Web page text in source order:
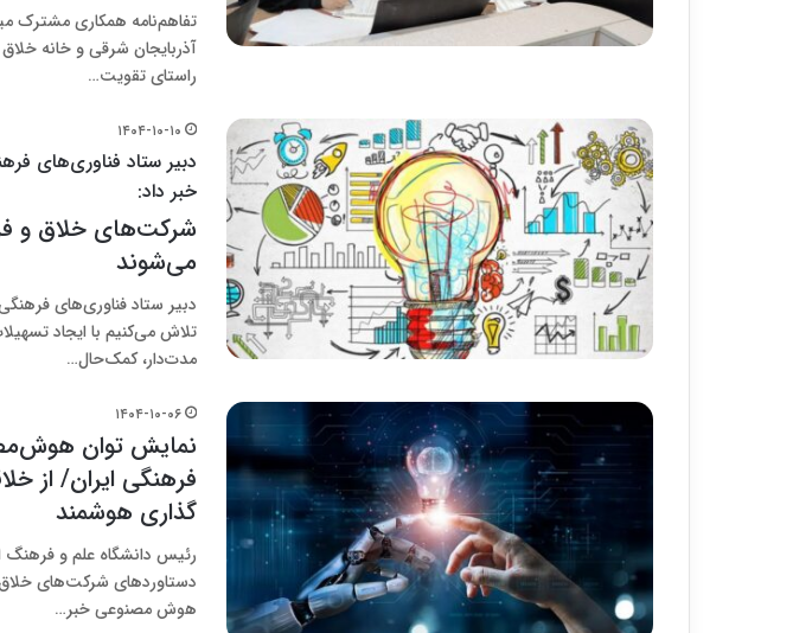
تفاهم‌نامه همکاری مشترک
آذربایجان شرقی و خانه
راستای تقویت…
۱۴۰۴-۱۰-۱۰
دبیر ستاد فناوری‌های
خبر داد:
شرکت‌های خلاق و
می‌شوند
دبیر ستاد فناوری‌های
تلاش می‌کنیم با ایجاد
مدت‌دار، کمک‌حال…
۱۴۰۴-۱۰-۰۶
نمایش توان
فرهنگی ایران/ از
گذاری هوشمند
رئیس دانشگاه علم و فرهنگ
دستاوردهای شرکت‌های خلاق
هوش مصنوعی خبر…